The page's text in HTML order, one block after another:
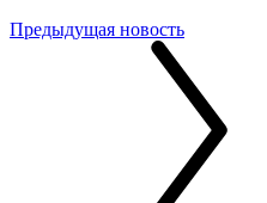
Предыдущая новость